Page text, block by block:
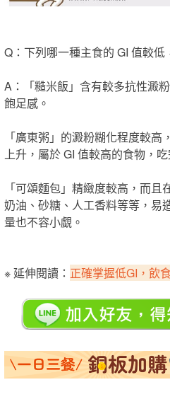
Q：下列哪一種主食的 GI 值較低
A：「糙米飯」 含有較多抗性澱
飽足感。
「廣東粥」的澱粉糊化程度較
上升，屬於 GI 值較高的食物，
「可頌麵包」精緻度較高，而
奶油、砂糖、人工香料等等，易
量也不容小覷。
※ 延伸閱讀： 正確掌握低GI，飲